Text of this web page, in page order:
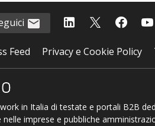
Feed Privacy e Cookie Policy
in Italia di testate e portali B2B
imprese e pubbliche